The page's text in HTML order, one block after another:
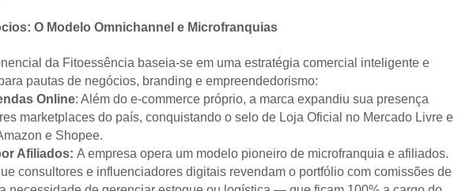
O Modelo Omnichannel e Microfranquias
da Fitoessência baseia-se em uma estratégia comercial inteligente e
pautas de negócios, branding e empreendedorismo:
Online: Além do e-commerce próprio, a marca expandiu sua presença
marketplaces do país, conquistando o selo de Loja Oficial no Mercado Livre e
e Shopee.
Afiliados: A empresa opera um modelo pioneiro de microfranquia e afiliados.
consultores e influenciadores digitais revendam o portfólio com comissões de